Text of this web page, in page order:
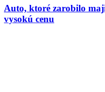
Auto, ktoré zarobilo
vysokú cenu